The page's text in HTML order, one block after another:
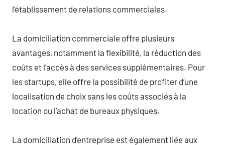
l’établissement de relations commerciales.
La domiciliation commerciale offre plusieurs
avantages, notamment la flexibilité, la réduction des
coûts et l’accès à des services supplémentaires. Pour
les startups, elle offre la possibilité de profiter d’une
localisation de choix sans les coûts associés à la
location ou l’achat de bureaux physiques.
La domiciliation d’entreprise est également liée aux